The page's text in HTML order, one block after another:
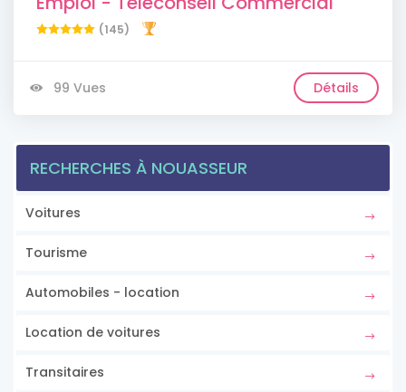
(145)
99 Vues Détails
RECHERCHES À NOUASSEUR
Voitures
Tourisme
Automobiles - location
Location de voitures
Transitaires